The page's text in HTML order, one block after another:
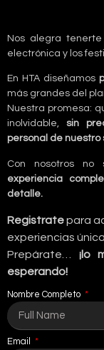
Nos alegra
electrónica y los
En HTA diseñamos
más grandes del
Nuestra promesa:
inolvidable, sin
personal de nuestro
Con nosotros
experiencia
detalle.
Registratepara
experiencias
Prepárate… ¡lo
esperando!
Nombre Completo
Email